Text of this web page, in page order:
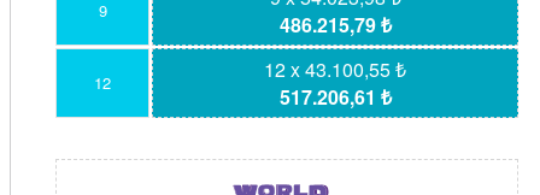
9
486.215,79 ₺
12
12 x 43.100,55 ₺
517.206,61 ₺